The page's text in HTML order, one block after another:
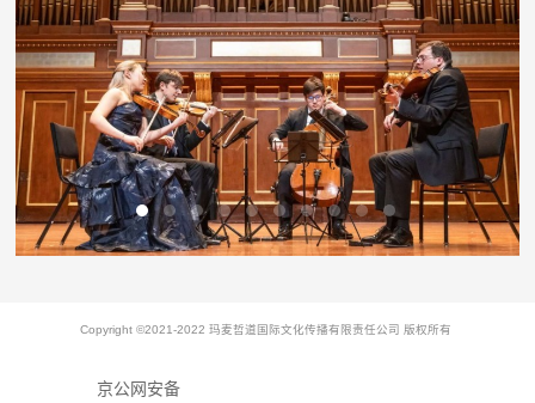
Copyright ©2021-2022 玛麦哲道国际文化传播有限责任公司 版权所有
京公网安备